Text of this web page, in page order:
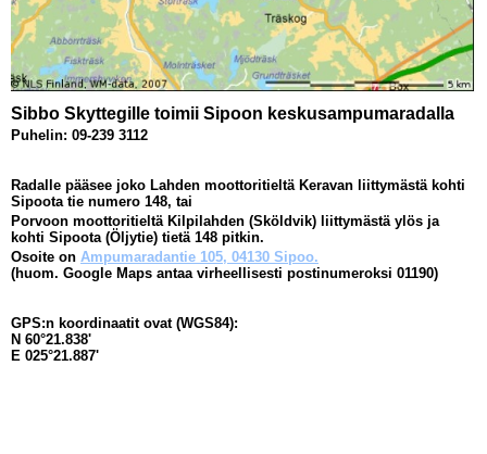
Sibbo Skyttegille toimii Sipoon keskusampumaradalla
Puhelin: 09-239 3112
Radalle pääsee joko Lahden moottoritieltä Keravan liittymästä kohti
Sipoota tie numero 148, tai
Porvoon moottoritieltä Kilpilahden (Sköldvik) liittymästä ylös ja
kohti Sipoota (Öljytie) tietä 148 pitkin.
Osoite on Ampumaradantie 105, 04130 Sipoo.
(huom. Google Maps antaa virheellisesti postinumeroksi 01190)
GPS:n koordinaatit ovat (WGS84):
N 60°21.838'
E 025°21.887'